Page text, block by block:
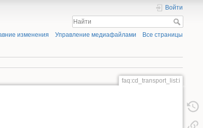
Войти
изменения Управление медиафайлами Все страницы
faq:cd_transport_list:i